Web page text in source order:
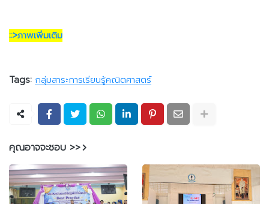
::>ภาพเพิ่มเติม
Tags: กลุ่มสาระการเรียนรู้คณิตศาสตร์
คุณอาจจะชอบ >>